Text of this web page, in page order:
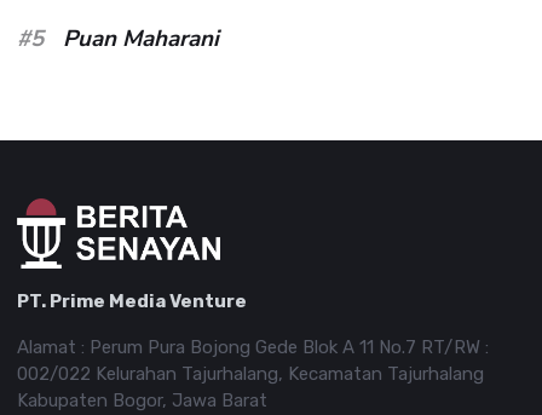
#5
Puan Maharani
PT. Prime Media Venture
Alamat : Perum Pura Bojong Gede Blok A 11 No.7 RT/RW :
002/022 Kelurahan Tajurhalang, Kecamatan Tajurhalang
Kabupaten Bogor, Jawa Barat